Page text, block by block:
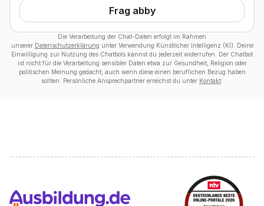
Frag abby
Die Verarbeitung der Chat-Daten erfolgt im Rahmen
unserer Datenschutzerklärung unter Verwendung Künstlicher Intelligenz (KI). Deine
Einwilligung zur Nutzung des Chatbots kannst du jederzeit widerrufen. Der Chatbot
ist nicht für die Verarbeitung sensibler Daten etwa zur Gesundheit, Religion oder
politischen Meinung gedacht, auch wenn diese einen beruflichen Bezug haben
sollten. Persönliche Ansprechpartner erreichst du unter Kontakt